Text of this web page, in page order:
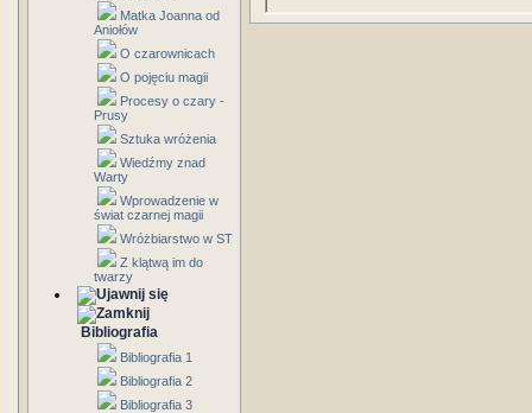
Matka Joanna od
Aniołów
O czarownicach
O pojęciu magii
Procesy o czary -
Prusy
Sztuka wróżenia
Wiedźmy znad
Warty
Wprowadzenie w
świat czarnej magii
Wróżbiarstwo w ST
Z klątwą im do
twarzy
Bibliografia
Bibliografia 1
Bibliografia 2
Bibliografia 3